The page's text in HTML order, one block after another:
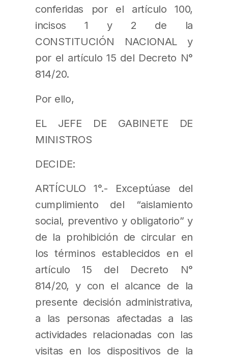
conferidas por el artículo 100,
incisos 1 y 2 de la
CONSTITUCIÓN NACIONAL y
por el artículo 15 del Decreto N°
814/20.
Por ello,
EL JEFE DE GABINETE DE
MINISTROS
DECIDE:
ARTÍCULO 1°.- Exceptúase del
cumplimiento del “aislamiento
social, preventivo y obligatorio” y
de la prohibición de circular en
los términos establecidos en el
artículo 15 del Decreto N°
814/20, y con el alcance de la
presente decisión administrativa,
a las personas afectadas a las
actividades relacionadas con las
visitas en los dispositivos de la